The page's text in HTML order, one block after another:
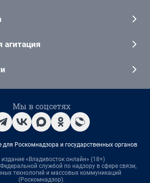
Мы в соцсетях
для Роскомнадзора и государственных органов
издание «Владивосток онлайн» (18+)
службой по надзору в сфере связи,
технологий и массовых коммуникаций
(Роскомнадзор).